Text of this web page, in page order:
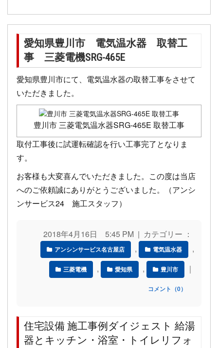
愛知県豊川市 電気温水器 取替工
事 三菱電機SRG-465E
愛知県豊川市にて、電気温水器の取替工事をさせて
いただきました。
豊川市 三菱電気温水器SRG-465E 取替工事
取付工事後に試運転確認を行い工事完了となりま
す。
お客様も大変喜んでいただきました。この度は当店
へのご依頼誠にありがとうございました。（アンシ
ンサービス24 施工スタッフ）
2018年4月16日 5:45 PM | カテゴリー ：
アンシンサービス名古屋店 , 電気温水器 ,
三菱電機 , 愛知県 , 豊川市 ｜
コメント（0）
住宅設備 施工事例ダイジェスト 給湯
器とキッチン・浴室・トイレリフォ